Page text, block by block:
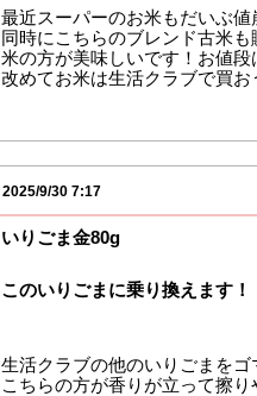
最近スーパーのお米もだいぶ値
同時にこちらのブレンド古米
米の方が美味しいです！お値段
改めてお米は生活クラブで買お
2025/9/30 7:17
いりごま金80g
このいりごまに乗り換えます！
生活クラブの他のいりごまをゴ
こちらの方が香りが立って擦